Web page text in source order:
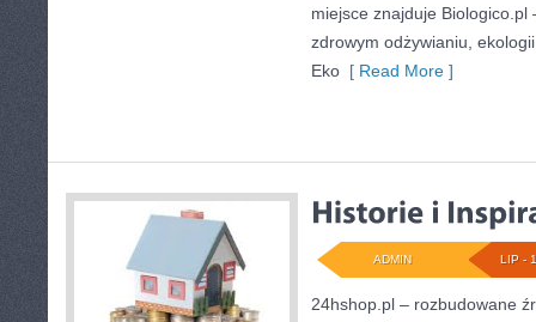
miejsce znajduje
zdrowym odżywianiu,
Eko [ Read More ]
LIP -
ADMIN
24hshop.pl – rozbudowane